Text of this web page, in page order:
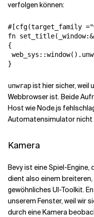
verfolgen können:
#[cfg(target_family
fn
{
}
unwrapist hier sicher, weil
Webbrowser ist. Beide
Host wie Node.js
Automatensimulator nicht
Kamera
Bevy ist eine Spiel-
dient also einem
gewöhnliches UI-Toolkit.
unserem Fenster, weil wir
durch eine Kamera